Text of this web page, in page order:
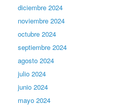
diciembre 2024
noviembre 2024
octubre 2024
septiembre 2024
agosto 2024
julio 2024
junio 2024
mayo 2024